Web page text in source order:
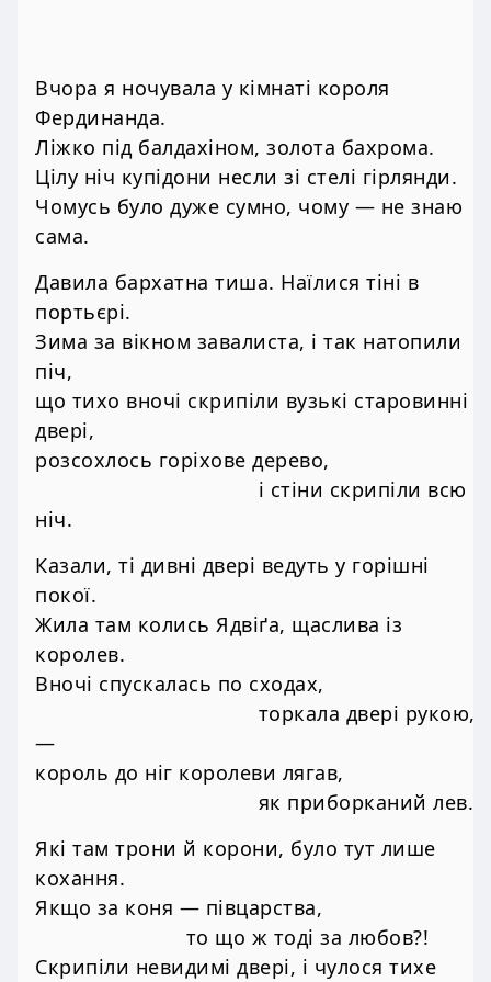
Вчора я ночувала у кімнаті короля
Фердинанда.
Ліжко під балдахіном, золота бахрома.
Цілу ніч купідони несли зі стелі гірлянди.
Чомусь було дуже сумно, чому — не знаю
сама.
Давила бархатна тиша. Наїлися тіні в
портьєрі.
Зима за вікном завалиста, і так натопили
піч,
що тихо вночі скрипіли вузькі старовинні
двері,
розсохлось горіхове дерево,
і стіни скрипіли всю
ніч.
Казали, ті дивні двері ведуть у горішні
покої.
Жила там колись Ядвіґа, щаслива із
королев.
Вночі спускалась по сходах,
торкала двері рукою,
—
король до ніг королеви лягав,
як приборканий лев.
Які там трони й корони, було тут лише
кохання.
Якщо за коня — півцарства,
то що ж тоді за любов?!
Скрипіли невидимі двері, і чулося тихе